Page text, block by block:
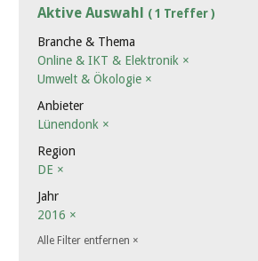
Aktive Auswahl ( 1 Treffer )
Branche & Thema
Online & IKT & Elektronik ×
Umwelt & Ökologie ×
Anbieter
Lünendonk ×
Region
DE ×
Jahr
2016 ×
Alle Filter entfernen ×